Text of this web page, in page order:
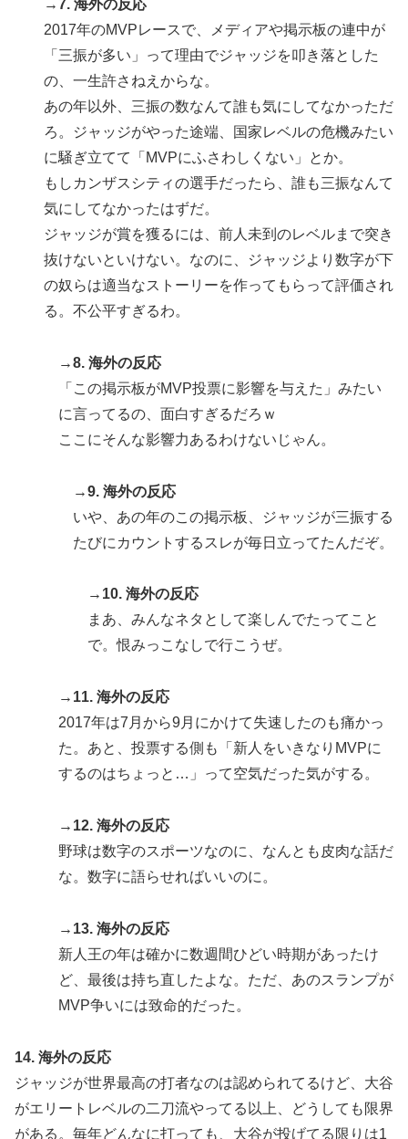
→7. 海外の反応
2017年のMVPレースで、メディアや掲示板の連中が
「三振が多い」って理由でジャッジを叩き落とした
の、一生許さねえからな。
あの年以外、三振の数なんて誰も気にしてなかっただ
ろ。ジャッジがやった途端、国家レベルの危機みたい
に騒ぎ立てて「MVPにふさわしくない」とか。
もしカンザスシティの選手だったら、誰も三振なんて
気にしてなかったはずだ。
ジャッジが賞を獲るには、前人未到のレベルまで突き
抜けないといけない。なのに、ジャッジより数字が下
の奴らは適当なストーリーを作ってもらって評価され
る。不公平すぎるわ。
→8. 海外の反応
「この掲示板がMVP投票に影響を与えた」みたい
に言ってるの、面白すぎるだろｗ
ここにそんな影響力あるわけないじゃん。
→9. 海外の反応
いや、あの年のこの掲示板、ジャッジが三振する
たびにカウントするスレが毎日立ってたんだぞ。
→10. 海外の反応
まあ、みんなネタとして楽しんでたってこと
で。恨みっこなしで行こうぜ。
→11. 海外の反応
2017年は7月から9月にかけて失速したのも痛かっ
た。あと、投票する側も「新人をいきなりMVPに
するのはちょっと…」って空気だった気がする。
→12. 海外の反応
野球は数字のスポーツなのに、なんとも皮肉な話だ
な。数字に語らせればいいのに。
→13. 海外の反応
新人王の年は確かに数週間ひどい時期があったけ
ど、最後は持ち直したよな。ただ、あのスランプが
MVP争いには致命的だった。
14. 海外の反応
ジャッジが世界最高の打者なのは認められてるけど、大谷
がエリートレベルの二刀流やってる以上、どうしても限界
がある。毎年どんなに打っても、大谷が投げてる限りは1